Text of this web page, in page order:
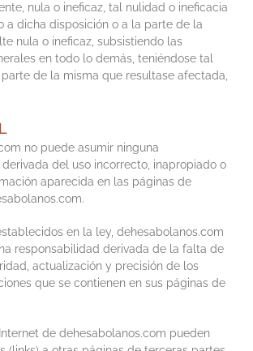
nula o ineficaz, tal nulidad o ineficacia
a dicha disposición o a la parte de la
nula o ineficaz, subsistiendo las
en todo lo demás, teniéndose tal
de la misma que resultase afectada,
no puede asumir ninguna
del uso incorrecto, inapropiado o
aparecida en las páginas de
en la ley, dehesabolanos.com
responsabilidad derivada de la falta de
actualización y precisión de los
que se contienen en sus páginas de
de dehesabolanos.com pueden